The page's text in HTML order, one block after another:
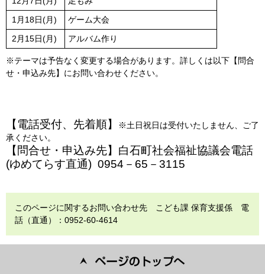
1月18日(月)
ゲーム大会
2月15日(月)
アルバム作り
※テーマは予告なく変更する場合があります。詳しくは以下【問合
せ・申込み先】にお問い合わせください。
【電話受付、先着順】
※土日祝日は受付いたしません、ご了
承ください。
【問合せ・申込み先】白石町社会福祉協議会電話
(ゆめてらす直通) 0954－65－3115
このページに関するお問い合わせ先 こども課 保育支援係 電
話（直通）：0952-60-4614